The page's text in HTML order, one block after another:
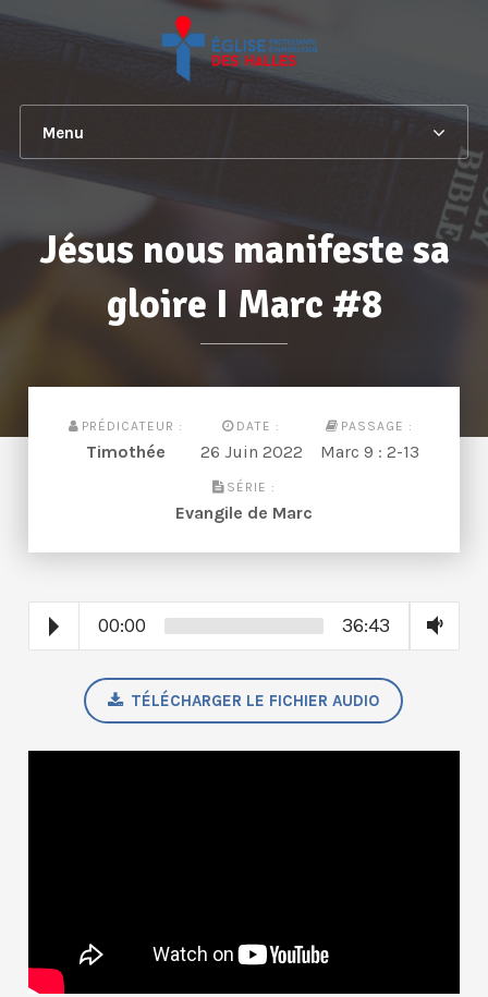
Menu
Jésus nous manifeste sa
gloire I Marc #8
PRÉDICATEUR :
Timothée
DATE :
26 Juin 2022
PASSAGE :
Marc 9 : 2-13
SÉRIE :
Evangile de Marc
00:00 36:43
TÉLÉCHARGER LE FICHIER AUDIO